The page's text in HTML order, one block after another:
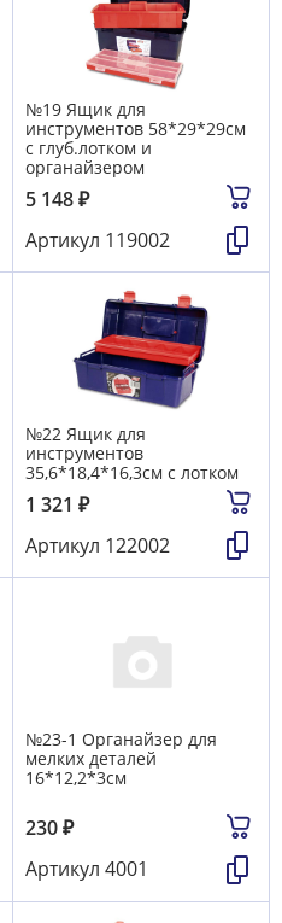
№19 Ящик для
инструментов 58*29*29см
с глуб.лотком и
органайзером
5 148₽
Артикул 119002
№22 Ящик для
инструментов
35,6*18,4*16,3см с лотком
1 321 ₽
Артикул 122002
№23-1 Органайзер для
мелких деталей
16*12,2*3см
230₽
Артикул 4001